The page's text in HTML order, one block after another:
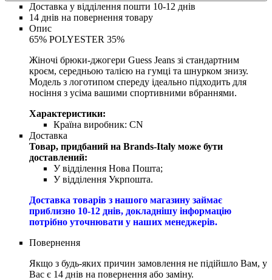
Доставка у відділення пошти 10-12 днів
14 днів на повернення товару
Опис
65% POLYESTER 35%
Жіночі брюки-джогери Guess Jeans зі стандартним
кроєм, середньою талією на гумці та шнурком знизу.
Модель з логотипом спереду ідеально підходить для
носіння з усіма вашими спортивними вбраннями.
Характеристики:
Країна виробник: CN
Доставка
Товар, придбаний на Brands-Italy може бути
доставлений:
У відділення Нова Пошта;
У відділення Укрпошта.
Доставка товарів з нашого магазину займає
приблизно 10-12 днів, докладнішу інформацію
потрібно уточнювати у наших менеджерів.
Повернення
Якщо з будь-яких причин замовлення не підійшло Вам, у
Вас є 14 днів на повернення або заміну.